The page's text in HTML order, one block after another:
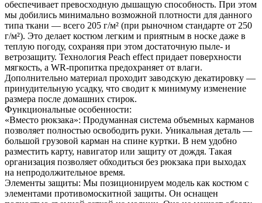
обеспечивает превосходную дышащую способность. При этом
мы добились минимально возможной плотности для данного
типа ткани — всего 205 г/м² (при рыночном стандарте от 250
г/м²). Это делает костюм легким и приятным в носке даже в
теплую погоду, сохраняя при этом достаточную пыле- и
ветрозащиту. Технология Peach effect придает поверхности
мягкость, а WR-пропитка предохраняет от влаги.
Дополнительно материал проходит заводскую декатировку —
принудительную усадку, что сводит к минимуму изменение
размера после домашних стирок.
Функциональные особенности:
«Вместо рюкзака»: Продуманная система объемных карманов
позволяет полностью освободить руки. Уникальная деталь —
большой грузовой карман на спине куртки. В нем удобно
разместить карту, навигатор или защиту от дождя. Такая
организация позволяет обходиться без рюкзака при выходах
на непродолжительное время.
Элементы защиты: Мы позиционируем модель как костюм с
элементами противомоскитной защиты. Он оснащен